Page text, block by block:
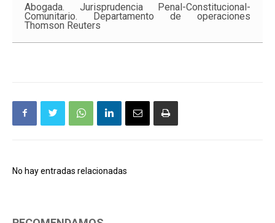
Abogada. Jurisprudencia Penal-Constitucional-
Comunitario. Departamento de operaciones
Thomson Reuters
No hay entradas relacionadas